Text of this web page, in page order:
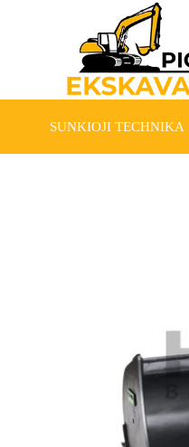
SUNKIOJI TECHNIKA